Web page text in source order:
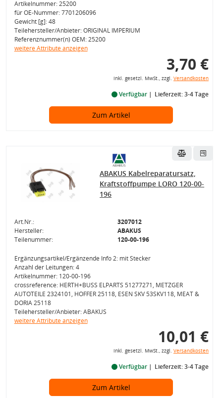
Artikelnummer: 25200
für OE-Nummer: 7701206096
Gewicht [g]: 48
Teilehersteller/Anbieter: ORIGINAL IMPERIUM
Referenznummer(n) OEM: 25200
weitere Attribute anzeigen
3,70 €
inkl. gesetzl. MwSt., zzgl. Versandkosten
Verfügbar Lieferzeit: 3-4 Tage
Zum Artikel
ABAKUS Kabelreparatursatz,
Kraftstoffpumpe LORO 120-00-
196
Art.Nr.:
3207012
Hersteller:
ABAKUS
Teilenummer:
120-00-196
Ergänzungsartikel/Ergänzende Info 2: mit Stecker
Anzahl der Leitungen: 4
Artikelnummer: 120-00-196
crossreference: HERTH+BUSS ELPARTS 51277271, METZGER
AUTOTEILE 2324101, HOFFER 25118, ESEN SKV 53SKV118, MEAT &
DORIA 25118
Teilehersteller/Anbieter: ABAKUS
weitere Attribute anzeigen
10,01 €
inkl. gesetzl. MwSt., zzgl. Versandkosten
Verfügbar Lieferzeit: 3-4 Tage
Zum Artikel